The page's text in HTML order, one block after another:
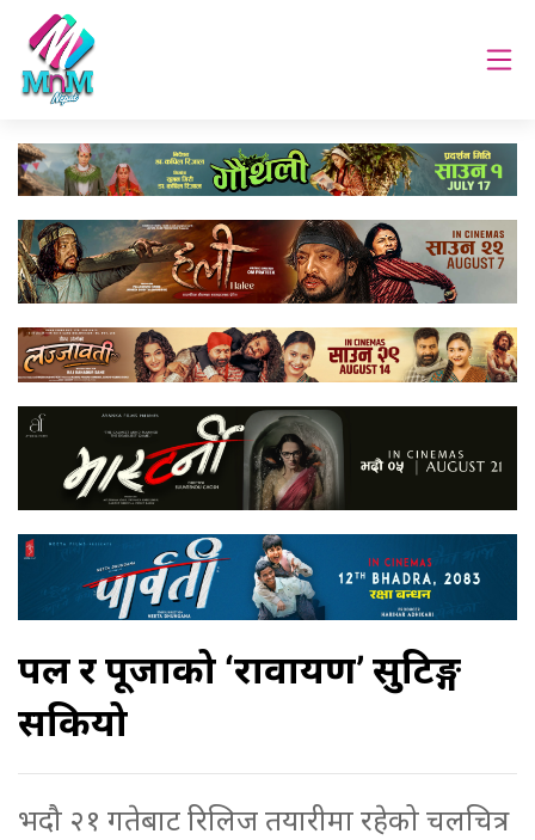
पल र पूजाको ‘रावायण’ सुटिङ्ग
सकियो
भदौ २१ गतेबाट रिलिज तयारीमा रहेको चलचित्र